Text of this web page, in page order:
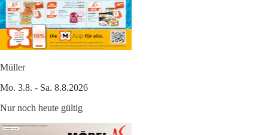
Müller
Mo. 3.8. - Sa. 8.8.2026
Nur noch heute gültig